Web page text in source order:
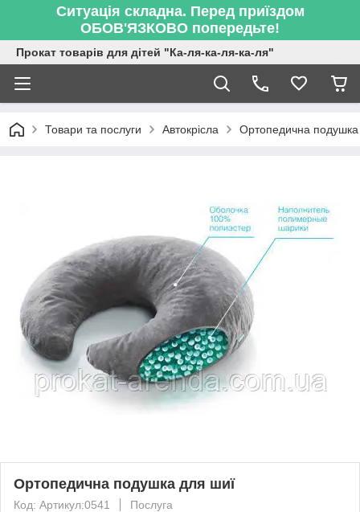
Ситуація складна. Перед приїздом
ОБОВ'ЯЗКОВО попередьте!
Прокат товарів для дітей "Ка-ля-ка-ля-ка-ля"
Товари та послуги Автокрісла Ортопедична
Ортопедична подушка для шиї
Код: Артикул:0541 Послуга